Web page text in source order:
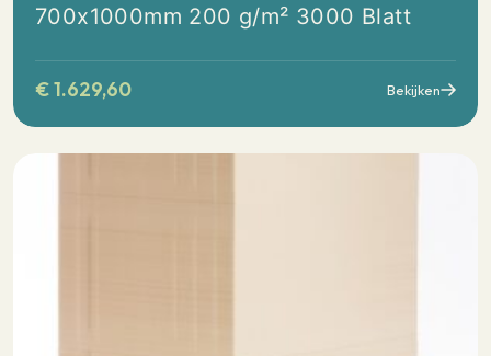
700x1000mm 200 g/m² 3000 Blatt
€1.629,60 Bekijken